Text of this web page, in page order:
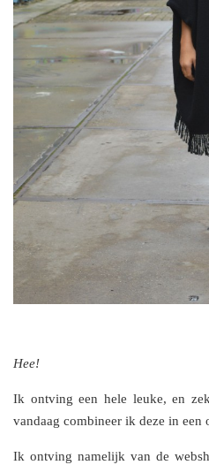
Hee!
Ik ontving een hele leuke, en
vandaag combineer ik deze in een
Ik ontving namelijk van de